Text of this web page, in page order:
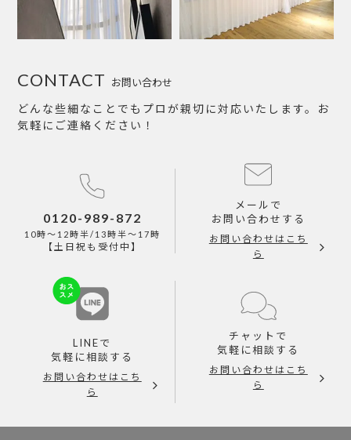
お問い合わせ
CONTACT
どんな些細なことでもプロが親切に対応いたします。お
気軽にご連絡ください！
0120-989-872
10時～12時半/13時半～17時
【土日祝も受付中】
メールで
お問い合わせする
お問い合わせはこち
ら
LINEで
気軽に相談する
お問い合わせはこち
ら
チャットで
気軽に相談する
お問い合わせはこち
ら